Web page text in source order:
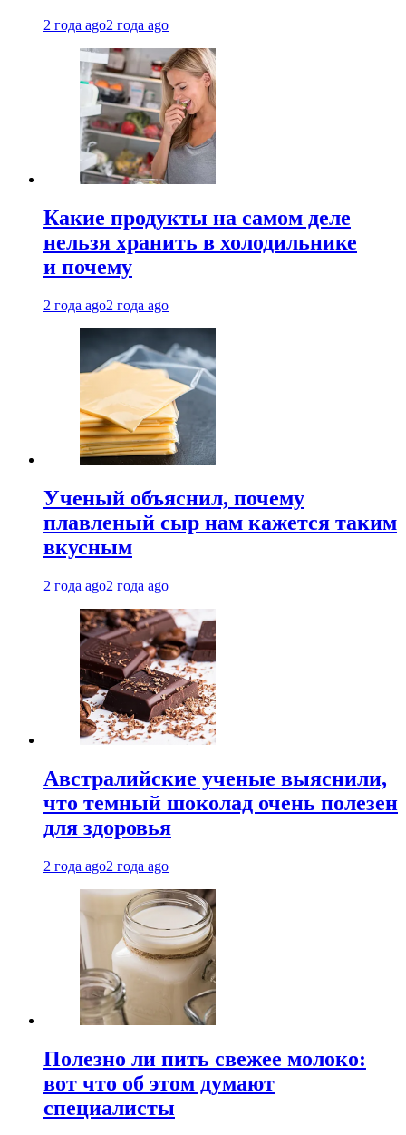
2 года ago2 года ago
Какие продукты на самом деле
нельзя хранить в холодильнике
и почему
2 года ago2 года ago
Ученый объяснил, почему
плавленый сыр нам кажется таким
вкусным
2 года ago2 года ago
Австралийские ученые выяснили,
что темный шоколад очень полезен
для здоровья
2 года ago2 года ago
Полезно ли пить свежее молоко:
вот что об этом думают
специалисты